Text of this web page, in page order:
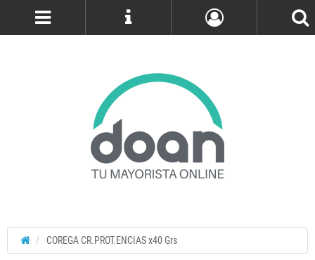
COREGA CR.PROT.ENCIAS x40 Grs